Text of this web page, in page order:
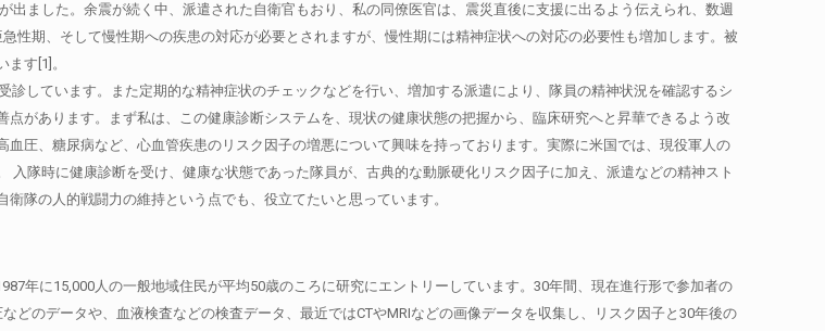
ました。余震が続く中、派遣された自衛官もおり、私の同僚医官は、震災直後に支援に出るよう伝えられ、数週
性期、そして慢性期への疾患の対応が必要とされますが、慢性期には精神症状への対応の必要性も増加します。被
す[1]。
しています。また定期的な精神症状のチェックなどを行い、増加する派遣により、隊員の精神状況を確認するシ
があります。まず私は、この健康診断システムを、現状の健康状態の把握から、臨床研究へと昇華できるよう改
圧、糖尿病など、心血管疾患のリスク因子の増悪について興味を持っております。実際に米国では、現役軍人の
隊時に健康診断を受け、健康な状態であった隊員が、古典的な動脈硬化リスク因子に加え、派遣などの精神スト
隊の人的戦闘力の維持という点でも、役立てたいと思っています。
年に15,000人の一般地域住民が平均50歳のころに研究にエントリーしています。30年間、現在進行形で参加者の
のデータや、血液検査などの検査データ、最近ではCTやMRIなどの画像データを収集し、リスク因子と30年後の